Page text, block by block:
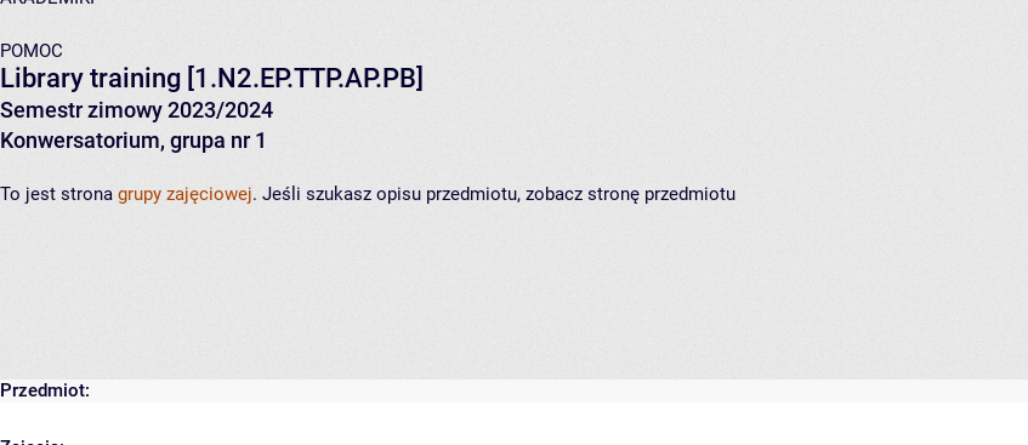
POMOC
Library training [1.N2.EP.TTP.AP.PB]
Semestr zimowy 2023/2024
Konwersatorium, grupa nr 1
To jest strona grupy zajęciowej. Jeśli szukasz opisu przedmiotu, zobacz stronę przedmiotu
Przedmiot: